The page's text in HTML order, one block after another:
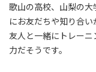
歌山の高校、山梨の
にお友だちや知り合
友人と一緒にトレー
力だそうです。